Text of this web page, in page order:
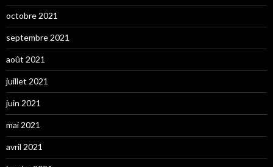
octobre 2021
septembre 2021
août 2021
juillet 2021
juin 2021
mai 2021
avril 2021